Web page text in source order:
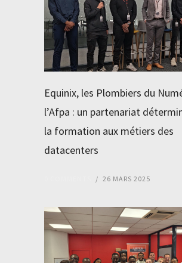
Equinix, les Plombiers du
l’Afpa : un partenariat
la formation aux métiers des
datacenters
/ 26 MARS 2025